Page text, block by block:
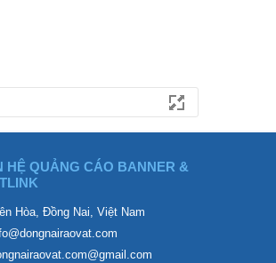
HỆ QUẢNG CÁO BANNER &
Hòa, Đồng Nai, Việt Nam